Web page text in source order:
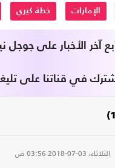
الإمارات خطة كيري
آخر الأخبار على جوجل
في قناتنا على
الثلاثاء، 03-07-2018 03:56 ص